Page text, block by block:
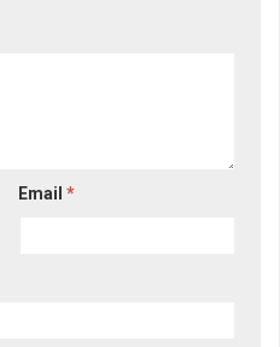
Email*